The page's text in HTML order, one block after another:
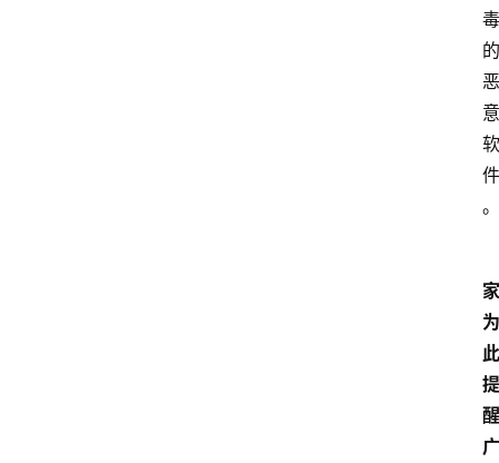
毒
的
恶
意
软
件
。
家
为
此
提
醒
广